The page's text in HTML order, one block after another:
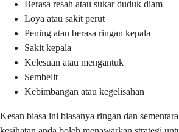
Berasa resah atau sukar duduk diam
Loya atau sakit perut
Pening atau berasa ringan kepala
Sakit kepala
Kelesuan atau mengantuk
Sembelit
Kebimbangan atau kegelisahan
Kesan biasa ini biasanya ringan dan